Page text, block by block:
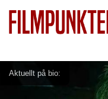
Aktuellt på bio: